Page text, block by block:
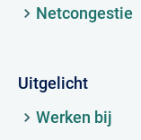
Netcongestie
Uitgelicht
Werken bij